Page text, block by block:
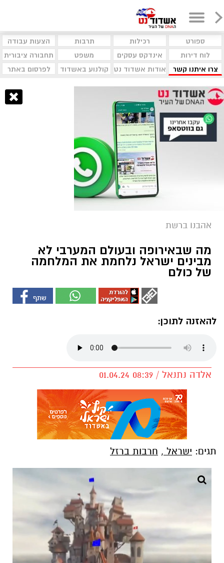
ספורט רכילות תרבות
הצעות עבודה
לוח דירות
אינדקס עסקים משפט
תחבורה ציבורית
צרו איתנו קשר
אודות אשדוד נט קולנוע באשדוד לפרסום באתר
אהבנו ברשת
מה שבאירופה ובעולם המערבי לא
מבינים ישראל נלחמת את המלחמה
של כולם
להאזנה לתוכן:
אלדה נתנאל / 08:39 01.04.24
תגים: ישראל , חרבות ברזל